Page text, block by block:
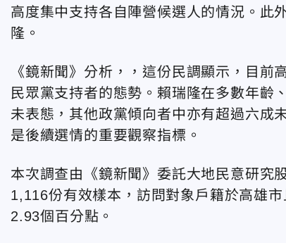
高度集中支持各自陣營候選人的情況。此
隆。
《鏡新聞》分析，
，這份民調顯示，目前
民眾黨支持者的態勢。賴瑞隆在多數年齡
未表態，其他政黨傾向者中亦有超過六成
是後續選情的重要觀察指標。
本次調查由《鏡新聞》委託大地民意研究
1,116份有效樣本，訪問對象戶籍於高雄
2.93個百分點。